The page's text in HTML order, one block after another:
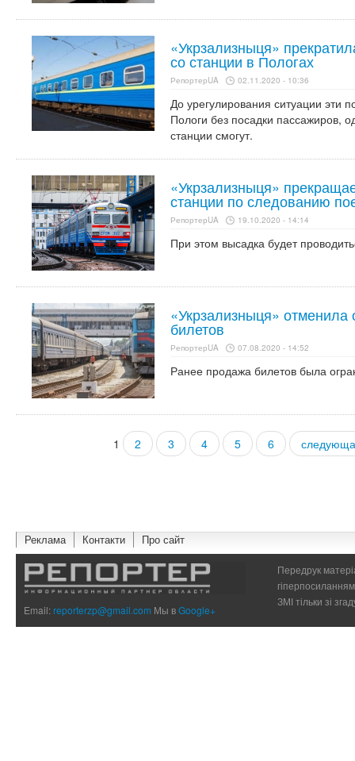
«Укрзализныця»
со станции в Пологах
РепортерUA 02.11.2020 - 10:36
До урегулирования ситуации эти
Пологи без посадки пассажиров,
станции смогут.
«Укрзализныця»
станции по следованию
РепортерUA 19.10.2020 - 14:14
При этом высадка будет
«Укрзализныця»
билетов
РепортерUA 07.08.2020 - 14:52
Ранее продажа билетов была
1 2 3 4 5 6
Реклама Контакти Про сайт
Email:reporterzp@gmail.com Мы вGoogle+
Передрук
ЗМІ тільки зі